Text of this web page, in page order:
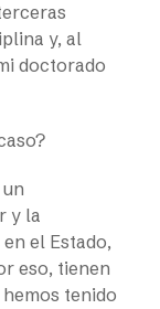
y, al
doctorado
y la
el Estado,
eso, tienen
tenido